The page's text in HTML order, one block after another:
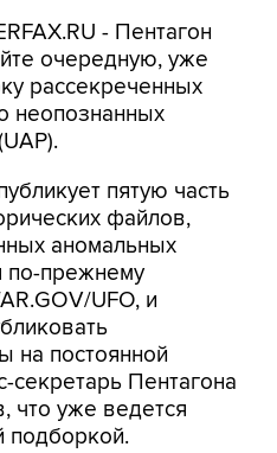
- Пентагон
очередную, уже
рассекреченных
неопознанных
пятую часть
файлов,
аномальных
по-прежнему
UFO, и
на постоянной
секретарь Пентагона
что уже ведется
подборкой.